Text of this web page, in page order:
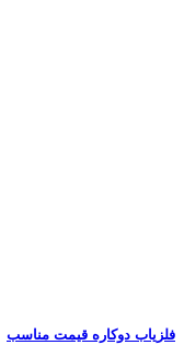
فلزیاب دوکاره قیمت مناسب